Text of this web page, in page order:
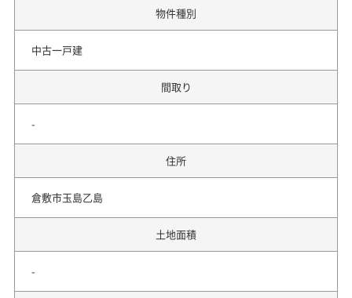
物件種別
中古一戸建
間取り
-
住所
倉敷市玉島乙島
土地面積
-